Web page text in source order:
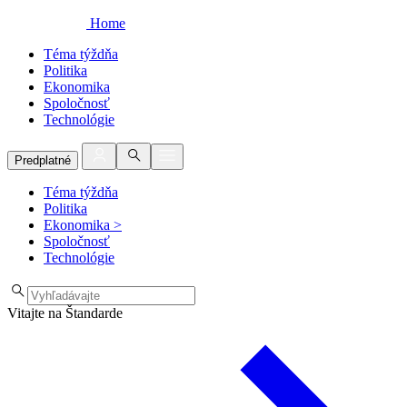
Home
Téma týždňa
Politika
Ekonomika
Spoločnosť
Technológie
Predplatné
Téma týždňa
Politika
Ekonomika >
Spoločnosť
Technológie
Vitajte na Štandarde